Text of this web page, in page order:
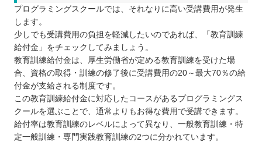
プログラミングスクールでは、それなりに高い受講費用が発生
します。
少しでも受講費用の負担を軽減したいのであれば、「教育訓練
給付金」をチェックしてみましょう。
教育訓練給付金は、厚生労働省が定める教育訓練を受けた場
合、資格の取得・訓練の修了後に受講費用の20～最大70％の給
付金が支給される制度です。
この教育訓練給付金に対応したコースがあるプログラミングス
クールを選ぶことで、通常よりもお得な費用で受講できます。
給付率は教育訓練のレベルによって異なり、一般教育訓練・特
定一般訓練・専門実践教育訓練の2つに分かれています。